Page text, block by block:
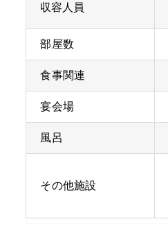
収容人員
部屋数
食事関連
宴会場
風呂
その他施設